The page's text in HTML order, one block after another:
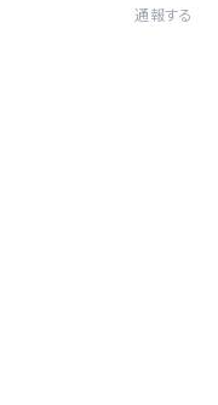
通報する